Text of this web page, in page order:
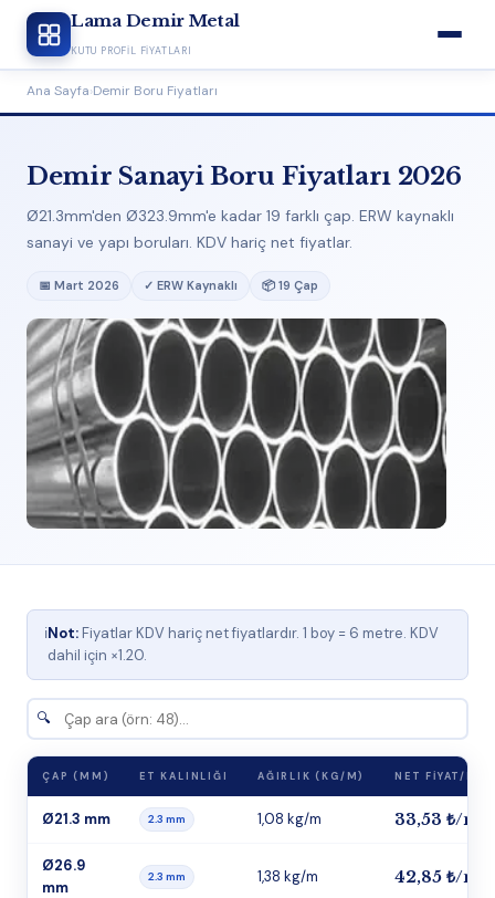
Lama Demir Metal
KUTU PROFIL FIYATLARI
Ana Sayfa›Demir Boru Fiyatları
Demir Sanayi Boru Fiyatları 2026
Ø21.3mm'den Ø323.9mm'e kadar 19 farklı çap. ERW kaynaklı
sanayi ve yapı boruları. KDV hariç net fiyatlar.
📅 Mart 2026 ✓ ERW Kaynaklı 📦 19 Çap
ℹNot:Fiyatlar KDV hariç net fiyatlardır. 1 boy = 6 metre. KDV
dahil için ×1.20.
ÇAP (MM) ET KALINLIĞI AĞIRLIK (KG/M) NET FIYAT/MT
Ø21.3 mm 2.3 mm 1,08 kg/m 33,53 ₺/mt
Ø26.9
mm
2.3 mm 1,38 kg/m 42,85 ₺/mt